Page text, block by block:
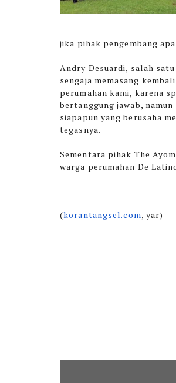
jika pihak pengembang
Andry Desuardi, salah
sengaja memasang
perumahan kami, karena
bertanggung jawab,
siapapun yang berusaha
tegasnya.
Sementara pihak The
warga perumahan De
(korantangsel.com, yar)